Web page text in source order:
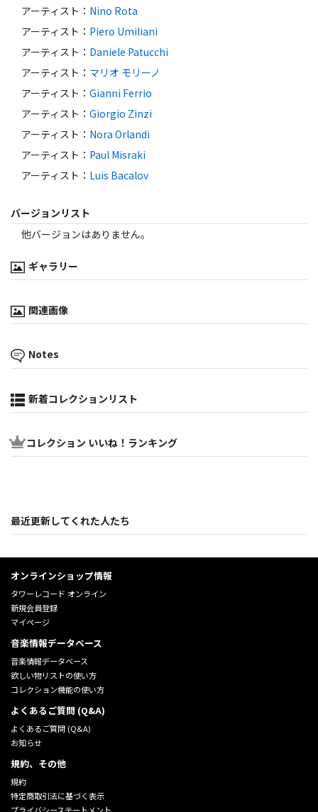
アーティスト ： Nino Rota
アーティスト ： Piero Umiliani
アーティスト ： Daniele Patucchi
アーティスト ： マリオ モリーノ
アーティスト ： Gianni Ferrio
アーティスト ： Giorgio Zinzi
アーティスト ： Nora Orlandi
アーティスト ： Paul Misraki
アーティスト ： Luis Bacalov
バージョンリスト
他バージョンはありません。
ギャラリー
関連画像
Notes
新着コレクションリスト
コレクション いいね！ランキング
最近更新してくれた人たち
オンラインショップ情報
タワーレコード オンライン
新規会員登録
マイページ
音楽情報データベース
音楽情報データベース
欲しい物リストの使い方
コレクション機能の使い方
よくあるご質問 (Q&A)
よくあるご質問 (Q&A)
お知らせ
規約、その他
規約
特定商取引法に基づく表示